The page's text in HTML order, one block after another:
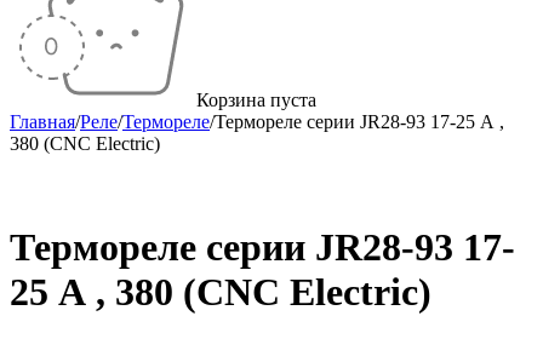
Корзина пуста
Главная/Реле/Термореле/Термореле серии JR28-93 17-25 А ,
380 (CNC Electric)
Термореле серии JR28-93 17-
25 А , 380 (CNC Electric)